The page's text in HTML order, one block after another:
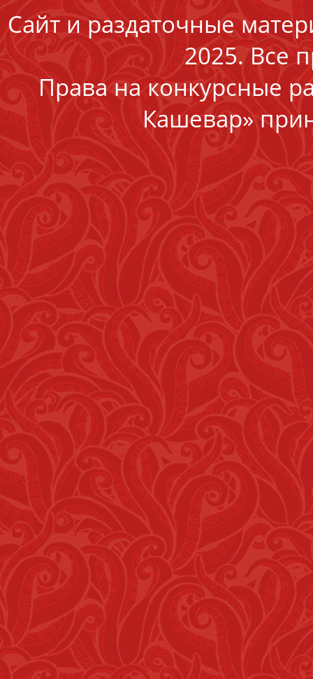
Сайт и раздаточные
2025. Все
Права на конкурсные
Кашевар»